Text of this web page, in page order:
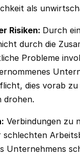
als
Risiken: Durch
durch die
Probleme
dies vorab
drohen.
Verbindungen zu
Unternehmens